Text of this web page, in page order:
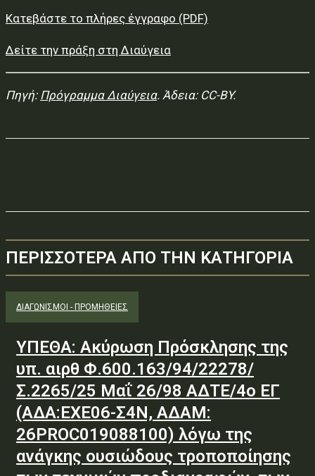
Κατεβάστε το πλήρες έγγραφο (PDF)
Δείτε την πράξη στη Διαύγεια
Πηγή: Πρόγραμμα Διαύγεια. Άδεια: CC-BY.
ΠΕΡΙΣΣΟΤΕΡΑ ΑΠΟ ΤΗΝ ΚΑΤΗΓΟΡΙΑ
ΔΙΑΓΩΝΙΣΜΟΊ - ΠΡΟΜΉΘΕΙΕΣ
ΥΠΕΘΑ: Ακύρωση Πρόσκλησης της
υπ. αιρθ Φ.600.163/94/22278/
Σ.2265/25 Μαΐ 26/98 ΑΔΤΕ/4ο ΕΓ
(ΑΔΑ:ΕΧΕ06-Σ4Ν, ΑΔΑΜ:
26PROC019088100) λόγω της
ανάγκης ουσιώδους τροποποίησης